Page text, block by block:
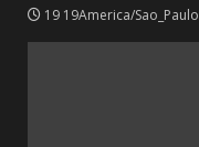
19 19America/